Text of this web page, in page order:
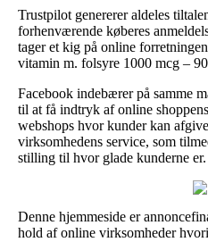
Trustpilot genererer aldeles
forhenværende køberes
tager et kig på online
vitamin m. folsyre 1000 mcg –
Facebook indebærer på samme
til at få indtryk af online
webshops hvor kunder kan
virksomhedens service, som
stilling til hvor glade kunderne er.
Denne hjemmeside er
hold af online virksomheder